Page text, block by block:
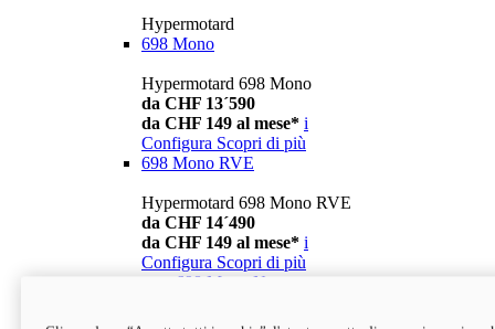
Hypermotard
698 Mono
Hypermotard 698 Mono
da CHF 13´590
da CHF 149 al mese* i
Configura Scopri di più
698 Mono RVE
Hypermotard 698 Mono RVE
da CHF 14´490
da CHF 149 al mese* i
Configura Scopri di più
698 Mono Nera
Hypermotard 698 Mono Nera